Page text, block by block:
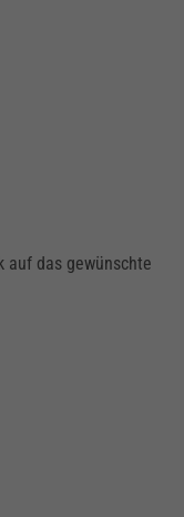
auf das gewünschte